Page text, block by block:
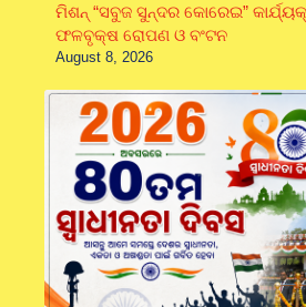
ମିଶନ୍ “ସବୁଜ ସୁନ୍ଦର କୋରେଇ”
ଫଳବୃକ୍ଷ ରୋପଣ ଓ ବଂଟନ
August 8, 2026